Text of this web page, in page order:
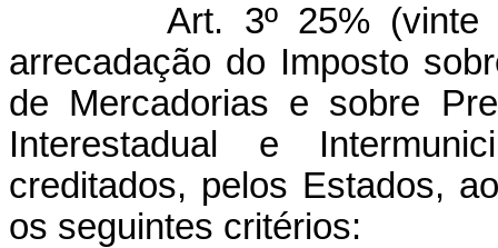
Art. 3º 25%
arrecadação do Imposto
de Mercadorias e sobre
Interestadual e
creditados, pelos Estados,
os seguintes critérios: